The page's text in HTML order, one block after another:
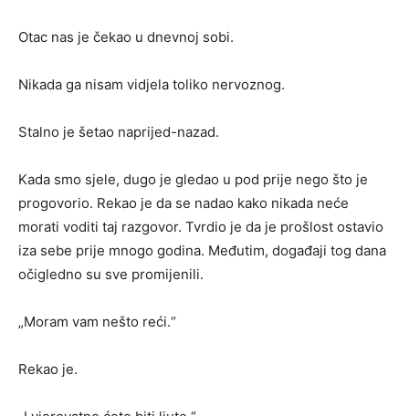
Otac nas je čekao u dnevnoj sobi.
Nikada ga nisam vidjela toliko nervoznog.
Stalno je šetao naprijed-nazad.
Kada smo sjele, dugo je gledao u pod prije nego što je
progovorio. Rekao je da se nadao kako nikada neće
morati voditi taj razgovor. Tvrdio je da je prošlost ostavio
iza sebe prije mnogo godina. Međutim, događaji tog dana
očigledno su sve promijenili.
„Moram vam nešto reći.“
Rekao je.